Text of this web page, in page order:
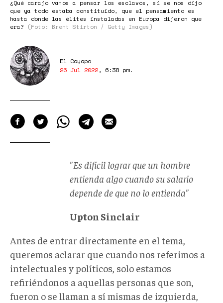
¿Qué carajo vamos a pensar los esclavos, si se nos dijo
que ya todo estaba constituido, que el pensamiento es
hasta donde las élites instaladas en Europa dijeron que
era?
(Foto: Brent Stirton / Getty Images)
El Cayapo
26 Jul 2022, 6:38 pm.
"Es difícil lograr que un hombre
entienda algo cuando su salario
depende de que no lo entienda"
Upton Sinclair
Antes de entrar directamente en el tema,
queremos aclarar que cuando nos referimos a
intelectuales y políticos, solo estamos
refiriéndonos a aquellas personas que son,
fueron o se llaman a sí mismas de izquierda,